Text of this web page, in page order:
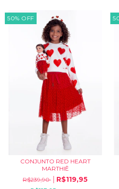
50% OFF
CONJUNTO RED HEART
MARTHIÊ
R$239,90
R$119,95